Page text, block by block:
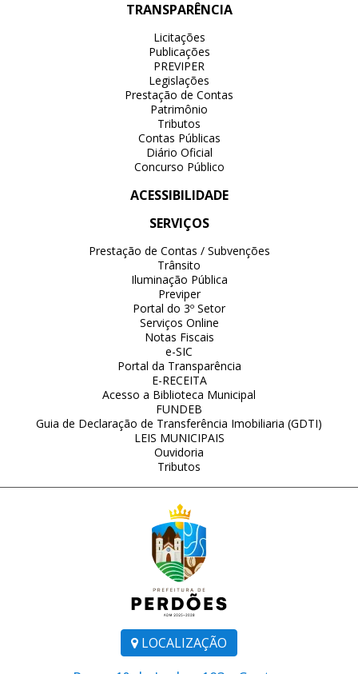
LOCALIZAÇÃO
TRANSPARÊNCIA
Licitações
Publicações
PREVIPER
Legislações
Prestação de Contas
Patrimônio
Tributos
Contas Públicas
Diário Oficial
Concurso Público
ACESSIBILIDADE
SERVIÇOS
Prestação de Contas / Subvenções
Trânsito
Iluminação Pública
Previper
Portal do 3º Setor
Serviços Online
Notas Fiscais
e-SIC
Portal da Transparência
E-RECEITA
Acesso a Biblioteca Municipal
FUNDEB
Guia de Declaração de Transferência Imobiliaria (GDTI)
LEIS MUNICIPAIS
Ouvidoria
Tributos